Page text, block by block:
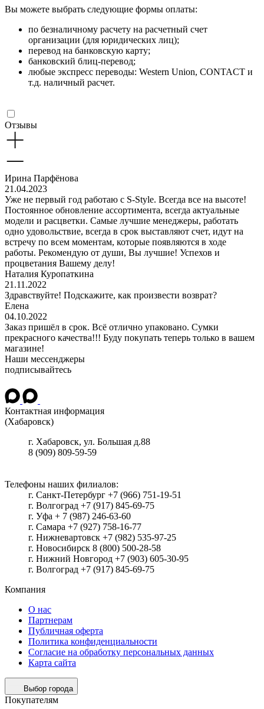
Вы можете выбрать следующие формы оплаты:
по безналичному расчету на расчетный счет
организации (для юридических лиц);
перевод на банковскую карту;
банковский блиц-перевод;
любые экспресс переводы: Western Union, CONTACT и
т.д. наличный расчет.
Отзывы
Ирина Парфёнова
21.04.2023
Уже не первый год работаю с S-Style. Всегда все на высоте!
Постоянное обновление ассортимента, всегда актуальные
модели и расцветки. Самые лучшие менеджеры, работать
одно удовольствие, всегда в срок выставляют счет, идут на
встречу по всем моментам, которые появляются в ходе
работы. Рекомендую от души, Вы лучшие! Успехов и
процветания Вашему делу!
Наталия Куропаткина
21.11.2022
Здравствуйте! Подскажите, как произвести возврат?
Елена
04.10.2022
Заказ пришёл в срок. Всё отлично упаковано. Сумки
прекрасного качества!!! Буду покупать теперь только в вашем
магазине!
Наши мессенджеры
подписывайтесь
Контактная информация
(Хабаровск)
г. Хабаровск, ул. Большая д.88
8 (909) 809-59-59
Телефоны наших филиалов:
г. Санкт-Петербург +7 (966) 751-19-51
г. Волгоград +7 (917) 845-69-75
г. Уфа + 7 (987) 246-63-60
г. Самара +7 (927) 758-16-77
г. Нижневартовск +7 (982) 535-97-25
г. Новосибирск 8 (800) 500-28-58
г. Нижний Новгород +7 (903) 605-30-95
г. Волгоград +7 (917) 845-69-75
Компания
О нас
Партнерам
Публичная оферта
Политика конфиденциальности
Согласие на обработку персональных данных
Карта сайта
Выбор города
Покупателям